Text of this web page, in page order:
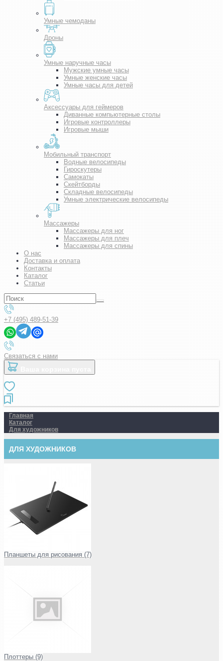
Умные чемоданы
Дроны
Умные наручные часы
Мужские умные часы
Умные женские часы
Умные часы для детей
Аксессуары для геймеров
Диванные компьютерные столы
Игровые контроллеры
Игровые мыши
Мобильный транспорт
Водные велосипеды
Гироскутеры
Самокаты
Скейтборды
Складные велосипеды
Умные электрические велосипеды
Массажеры
Массажеры для ног
Массажеры для плеч
Массажеры для спины
О нас
Доставка и оплата
Контакты
Каталог
Статьи
+7 (495) 489-51-39
Связаться с нами
Главная
Каталог
Для художников
ДЛЯ ХУДОЖНИКОВ
Планшеты для рисования (7)
Плоттеры (9)